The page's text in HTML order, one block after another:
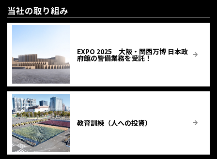
当社の取り組み
EXPO 2025 大阪・関西万博 日本政
府館の警備業務を受託！
教育訓練（人への投資）